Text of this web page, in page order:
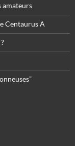
amateurs
Centaurus A